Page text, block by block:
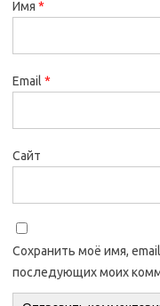
Имя *
Email *
Сайт
Сохранить моё имя,
последующих моих